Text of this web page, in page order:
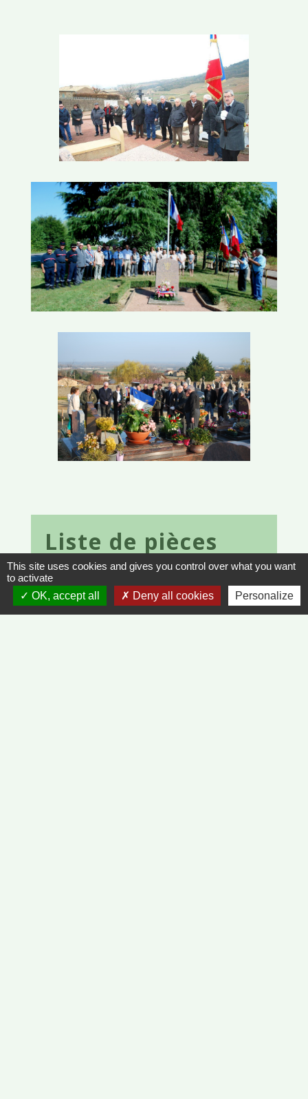
Liste de pièces
jointes
file_downloadFNACA 40 années.pdf (PDF - 87.5 kB)
file_downloadFNACA 2021.pdf (application/pdf -
This site uses cookies and gives you control over what you want
to activate
OK, accept all
Deny all cookies Personalize